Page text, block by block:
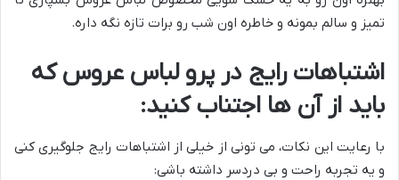
تمیز و سالم بمونه و خاطره اون شب رو برات تازه نگه داره.
اشتباهات رایج در پرو لباس عروس که
باید از آن ها اجتناب کنید:
با رعایت این نکات، می تونی از خیلی از اشتباهات رایج جلوگیری کنی
و یه تجربه راحت و بی دردسر داشته باشی: